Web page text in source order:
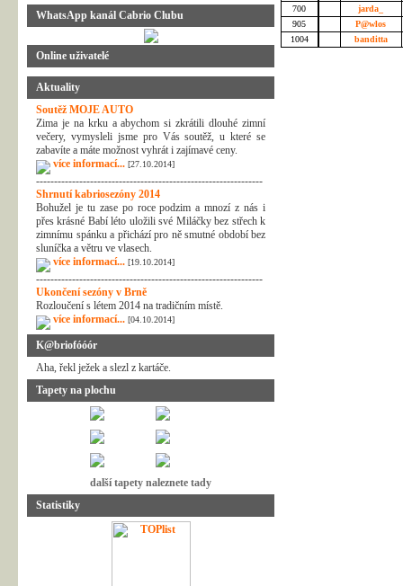
WhatsApp kanál Cabrio Clubu
Online uživatelé
Aktuality
Soutěž MOJE AUTO
Zima je na krku a abychom si zkrátili dlouhé zimní
večery, vymysleli jsme pro Vás soutěž, u které se
zabavíte a máte možnost vyhrát i zajímavé ceny.
více informací... [27.10.2014]
---------------------------------------------------------------
Shrnutí kabriosezóny 2014
Bohužel je tu zase po roce podzim a mnozí z nás i
přes krásné Babí léto uložili své Miláčky bez střech k
zimnímu spánku a přichází pro ně smutné období bez
sluníčka a větru ve vlasech.
více informací... [19.10.2014]
---------------------------------------------------------------
Ukončení sezóny v Brně
Rozloučení s létem 2014 na tradičním místě.
více informací... [04.10.2014]
K@briofóóór
Aha, řekl ježek a slezl z kartáče.
Tapety na plochu
další tapety naleznete tady
Statistiky
700
jarda_
905
P@wlos
1004
banditta